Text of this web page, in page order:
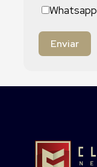
Whatsapp
Enviar